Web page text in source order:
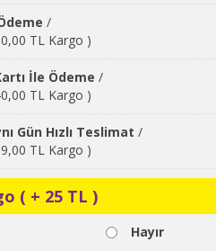
/
TL Kargo )
İle Ödeme /
TL Kargo )
Gün Hızlı Teslimat /
TL Kargo )
( + 25 TL )
Hayır